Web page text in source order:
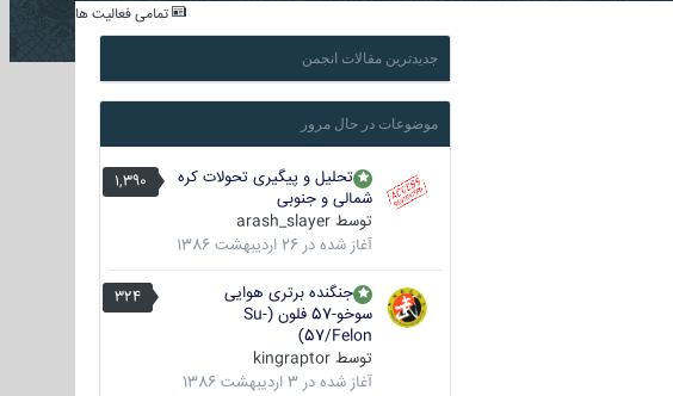
تمامی فعالیت ها
جدیدترین مقالات انجمن
موضوعات در حال مرور
1,390
تحلیل و پیگیری تحولات کره
شمالی و جنوبی
توسط arash_slayer
آغاز شده در 26 اردیبهشت 1386
324
جنگنده برتری هوایی
سوخو-57 فلون (Su-
57/Felon)
توسط kingraptor
آغاز شده در 3 اردیبهشت 1386